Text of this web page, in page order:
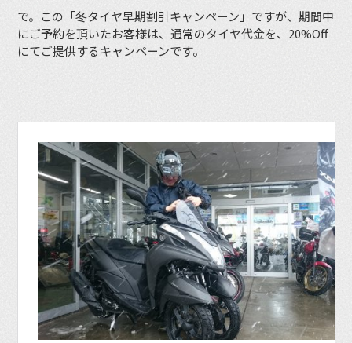
で。この「冬タイヤ早期割引キャンペーン」ですが、期間中
にご予約を頂いたお客様は、通常のタイヤ代金を、20%Off
にてご提供するキャンペーンです。